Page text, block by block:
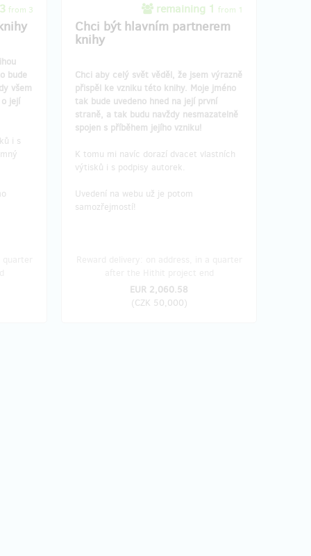
from 3
bude
všem
její
i s
remaining 1 from 1
Chci být hlavním partnerem
knihy
Chci aby celý svět věděl, že jsem výrazně
přispěl ke vzniku této knihy. Moje jméno
tak bude uvedeno hned na její první
straně, a tak budu navždy nesmazatelně
spojen s příběhem jejího vzniku!
K tomu mi navíc dorazí dvacet vlastních
výtisků i s podpisy autorek.
Uvedení na webu už je potom
samozřejmostí!
EUR 2,060.58
(CZK 50,000)